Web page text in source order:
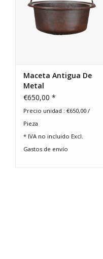
Maceta Antigua De
Metal
€650,00 *
Precio unidad : €650,00 /
Pieza
* IVA no incluido Excl.
Gastos de envío